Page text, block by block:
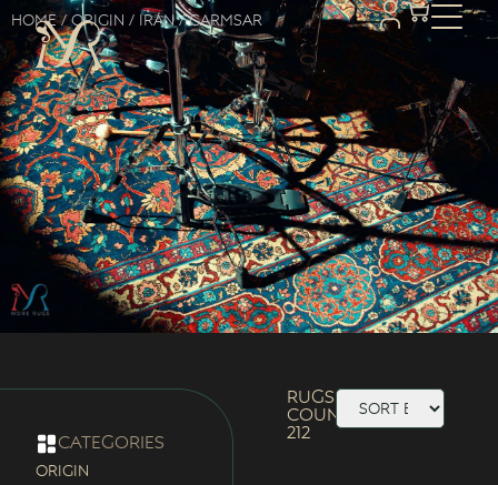
Home/ Origin / Iran/ Garmsar
categories
ORIGIN
Rugs
Count:
212